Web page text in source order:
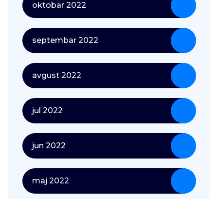
oktobar 2022
septembar 2022
avgust 2022
jul 2022
jun 2022
maj 2022